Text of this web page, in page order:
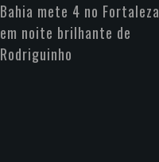
Bahia mete 4 no Fortaleza
em noite brilhante de
Rodriguinho